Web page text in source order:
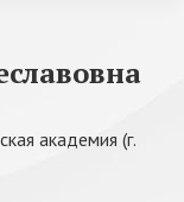
академия (г.